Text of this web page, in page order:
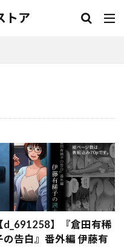
トア
d_691258】『倉田有稀
の告白』番外編 伊藤有